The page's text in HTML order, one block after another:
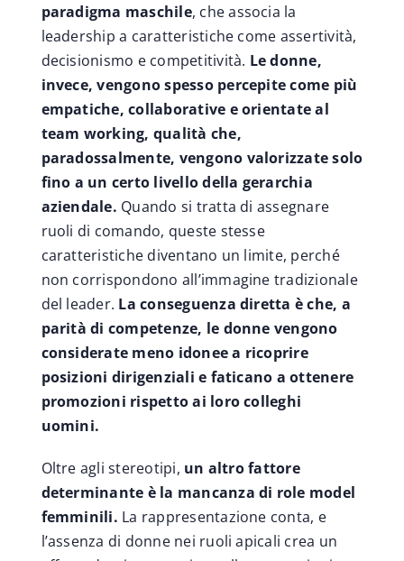
paradigma maschile, che associa la
leadership a caratteristiche come assertività,
decisionismo e competitività. Le donne,
invece, vengono spesso percepite come più
empatiche, collaborative e orientate al
team working, qualità che,
paradossalmente, vengono valorizzate solo
fino a un certo livello della gerarchia
aziendale. Quando si tratta di assegnare
ruoli di comando, queste stesse
caratteristiche diventano un limite, perché
non corrispondono all’immagine tradizionale
del leader. La conseguenza diretta è che, a
parità di competenze, le donne vengono
considerate meno idonee a ricoprire
posizioni dirigenziali e faticano a ottenere
promozioni rispetto ai loro colleghi
uomini.
Oltre agli stereotipi, un altro fattore
determinante è la mancanza di role model
femminili. La rappresentazione conta, e
l’assenza di donne nei ruoli apicali crea un